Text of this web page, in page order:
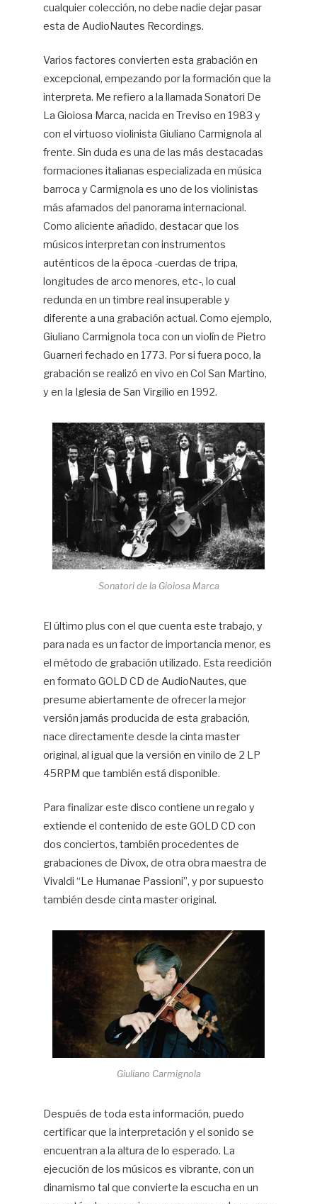
cualquier colección, no debe nadie dejar pasar
esta de AudioNautes Recordings.
Varios factores convierten esta grabación en
excepcional, empezando por la formación que la
interpreta. Me refiero a la llamada Sonatori De
La Gioiosa Marca, nacida en Treviso en 1983 y
con el virtuoso violinista Giuliano Carmignola al
frente. Sin duda es una de las más destacadas
formaciones italianas especializada en música
barroca y Carmignola es uno de los violinistas
más afamados del panorama internacional.
Como aliciente añadido, destacar que los
músicos interpretan con instrumentos
auténticos de la época -cuerdas de tripa,
longitudes de arco menores, etc-, lo cual
redunda en un timbre real insuperable y
diferente a una grabación actual. Como ejemplo,
Giuliano Carmignola toca con un violín de Pietro
Guarneri fechado en 1773. Por si fuera poco, la
grabación se realizó en vivo en Col San Martino,
y en la Iglesia de San Virgilio en 1992.
Sonatori de la Gioiosa Marca
El último plus con el que cuenta este trabajo, y
para nada es un factor de importancia menor, es
el método de grabación utilizado. Esta reedición
en formato GOLD CD de AudioNautes, que
presume abiertamente de ofrecer la mejor
versión jamás producida de esta grabación,
nace directamente desde la cinta master
original, al igual que la versión en vinilo de 2 LP
45RPM que también está disponible.
Para finalizar este disco contiene un regalo y
extiende el contenido de este GOLD CD con
dos conciertos, también procedentes de
grabaciones de Divox, de otra obra maestra de
Vivaldi “Le Humanae Passioni”, y por supuesto
también desde cinta master original.
Giuliano Carmignola
Después de toda esta información, puedo
certificar que la interpretación y el sonido se
encuentran a la altura de lo esperado. La
ejecución de los músicos es vibrante, con un
dinamismo tal que convierte la escucha en un